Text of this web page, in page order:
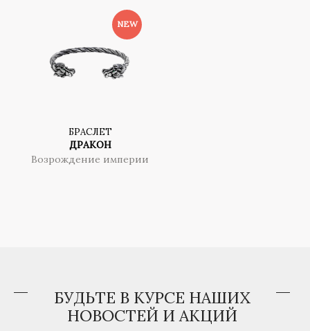
БРАСЛЕТ
ДРАКОН
Возрождение империи
БУДЬТЕ В КУРСЕ НАШИХ
НОВОСТЕЙ И АКЦИЙ